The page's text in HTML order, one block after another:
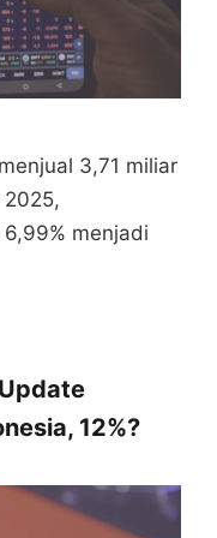
3,71 miliar
2025,
menjadi
12%?